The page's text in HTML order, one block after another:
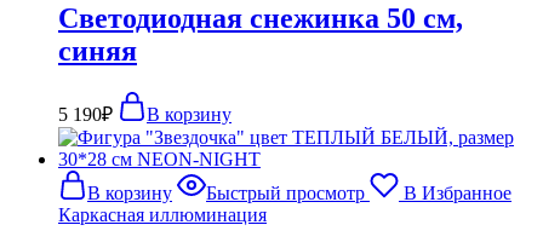
Светодиодная снежинка 50 см,
синяя
5 190₽ В корзину
В корзину Быстрый просмотр
В Избранное
Каркасная иллюминация